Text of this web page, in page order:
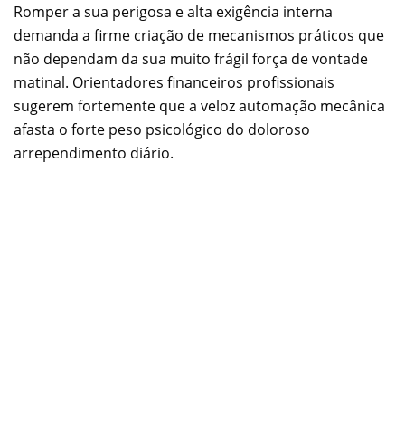
Romper a sua perigosa e alta exigência interna
demanda a firme criação de mecanismos práticos que
não dependam da sua muito frágil força de vontade
matinal. Orientadores financeiros profissionais
sugerem fortemente que a veloz automação mecânica
afasta o forte peso psicológico do doloroso
arrependimento diário.